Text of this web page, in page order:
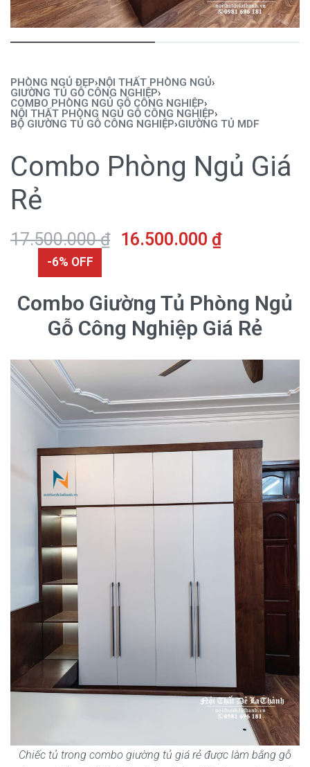
PHÒNG NGỦ ĐẸP›NỘI THẤT PHÒNG NGỦ›
GIƯỜNG TỦ GỖ CÔNG NGHIỆP›
COMBO PHÒNG NGỦ GỖ CÔNG NGHIỆP›
NỘI THẤT PHÒNG NGỦ GỖ CÔNG NGHIỆP›
BỘ GIƯỜNG TỦ GỖ CÔNG NGHIỆP›GIƯỜNG TỦ MDF
Combo Phòng Ngủ Giá
Rẻ
17.500.000₫ 16.500.000 ₫
-6% OFF
Combo Giường Tủ Phòng Ngủ
Gỗ Công Nghiệp Giá Rẻ
Chiếc tủ trong combo giường tủ giá rẻ được làm bằng gỗ